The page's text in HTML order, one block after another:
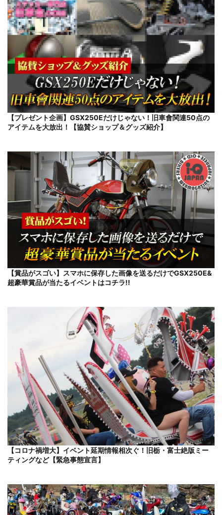
【プレゼント企画】GSX250Eだけじゃない！旧車會関連50点の
アイテムを大放出！【協賛ショップ＆グッズ紹介】
【賞品がスゴい】スマホに保存した画像を送るだけでGSX250E&
超豪華賞品が当たるイベントはコチラ!!
【コロナ禍増大】イベント延期情報相次ぐ！旧栃・富士絶版ミー
ティングなど【緊急事態宣言】